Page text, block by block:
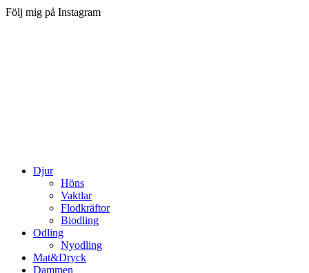
Följ mig på Instagram
Djur
Höns
Vaktlar
Flodkräftor
Biodling
Odling
Nyodling
Mat&Dryck
Dammen